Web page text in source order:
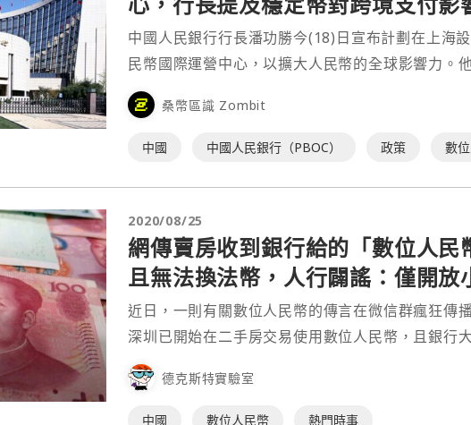
中國人民銀行行長潘功勝今(18)日宣布計劃在上海
民幣國際運營中心，以擴大人民幣的全球影響力。
定幣與央行數位貨幣（CBDC）正在重塑全球支付基
⋯
桑幣區識 Zombit
中國 中國人民銀行（PBOC） 政策 數
2020/08/25
網傳賣房收到銀行給的「數位人民
且無法換法幣，人行闢謠：僅開放
付
近日，一則有關數位人民幣的傳言在微信群瘋狂傳
深圳已開始在二手房交易使用數位人民幣，且銀行
法兌換成紙幣。但事實真的如此嗎？ 上週日，PTT 八卦板出
現一則「⋯
德克斯特實驗室
中國 數位人民幣 熱門時事